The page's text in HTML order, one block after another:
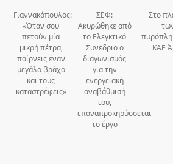
Γιαννακόπουλος:
«Όταν σου
πετούν μία
μικρή πέτρα,
παίρνεις έναν
μεγάλο βράχο
και τους
καταστρέφεις»
ΣΕΦ:
Ακυρώθηκε από
το Ελεγκτικό
Συνέδριο ο
διαγωνισμός
για την
ενεργειακή
αναβάθμισή
του,
επαναπροκηρύσσεται
το έργο
Στο
ΚΑΕ